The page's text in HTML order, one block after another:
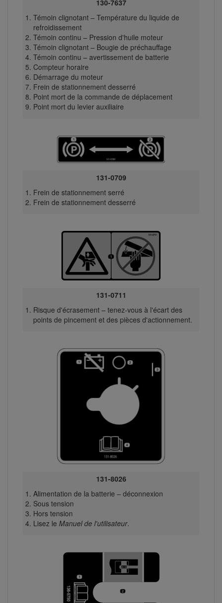
130-7637
Témoin clignotant – Température du liquide de
refroidissement
Témoin continu – Pression d'huile moteur
Témoin clignotant – Bougie de préchauffage
Témoin continu – avertissement de batterie
Compteur horaire
Démarrage du moteur
Frein de stationnement desserré
Point mort de la commande de déplacement
Point mort du levier auxiliaire
131-0709
Frein de stationnement serré
Frein de stationnement desserré
131-0711
Risque d'écrasement – tenez-vous à l'écart des
points de pincement et des pièces d'actionnement.
131-8026
Alimentation de la batterie – déconnexion
Sous tension
Hors tension
Lisez le Manuel de l'utilisateur.